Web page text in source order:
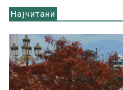
Најчитани